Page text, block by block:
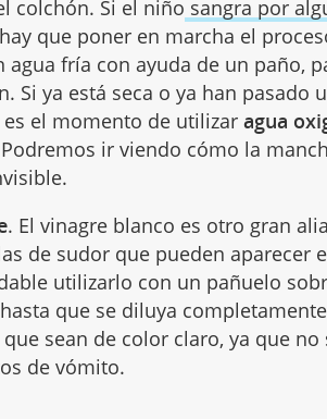
colchón. Si el niño sangra por
que poner en marcha el
agua fría con ayuda de un paño,
Si ya está seca o ya han pasado
es el momento de utilizaragua
ir viendo cómo la
. El vinagre blanco es otro gran
de sudor que pueden aparecer
utilizarlo con un pañuelo
que se diluya
sean de color claro, ya que
de vómito.